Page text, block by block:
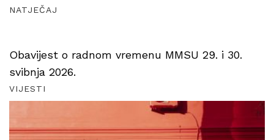
NATJEČAJ
Obavijest o radnom vremenu MMSU 29. i 30.
svibnja 2026.
VIJESTI